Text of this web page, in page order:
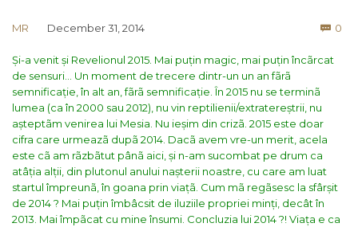
MR December 31, 2014  0
Și-a venit și Revelionul 2015. Mai puțin magic, mai puțin încãrcat
de sensuri… Un moment de trecere dintr-un un an fãrã
semnificație, în alt an, fãrã semnificație. În 2015 nu se terminã
lumea (ca în 2000 sau 2012), nu vin reptilienii/extratereștrii, nu
așteptãm venirea lui Mesia. Nu ieșim din crizã. 2015 este doar
cifra care urmeazã dupã 2014. Dacã avem vre-un merit, acela
este cã am rãzbãtut pânã aici, și n-am sucombat pe drum ca
atâția alții, din plutonul anului nașterii noastre, cu care am luat
startul împreunã, în goana prin viațã. Cum mã regãsesc la sfârșit
de 2014 ? Mai puțin îmbâcsit de iluziile propriei minți, decât în
2013. Mai împãcat cu mine însumi. Concluzia lui 2014 ?! Viața e ca